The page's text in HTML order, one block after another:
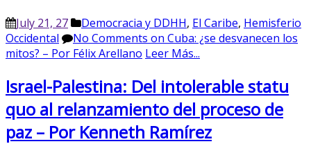
July 21, 27 Democracia y DDHH, El Caribe, Hemisferio
Occidental
No Comments on Cuba: ¿se desvanecen los
mitos? – Por Félix Arellano Leer Más...
Israel-Palestina: Del intolerable statu
quo al relanzamiento del proceso de
paz – Por Kenneth Ramírez